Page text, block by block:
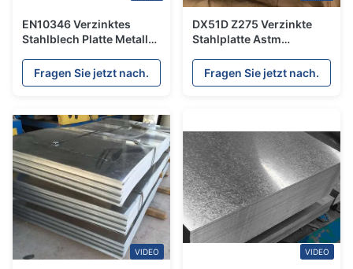
EN10346 Verzinktes
Stahlblech Platte Metall
Verzinktes Metalldach
Fragen Sie jetzt nach.
DX51D Z275 Verzinkte
Stahlplatte Astm
Gi Flach-Zink beschichtet
Fragen Sie jetzt nach.
VIDEO VIDEO